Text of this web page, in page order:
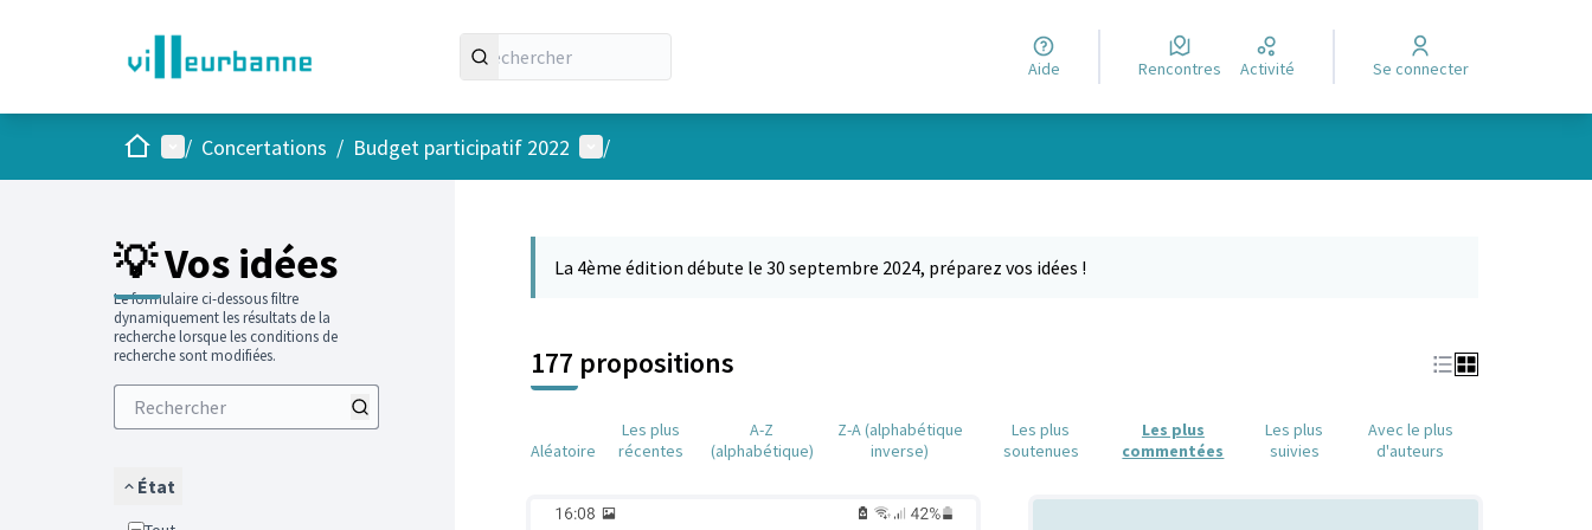
Aide Rencontres Activité Se connecter
AccueilMenu principal
/ Concertations / Budget participatif 2022 Menu utilisateur
/
💡 Vos idées
Le formulaire ci-dessous filtre
dynamiquement les résultats de la
recherche lorsque les conditions de
recherche sont modifiées.
État
La 4ème édition débute le 30 septembre 2024, préparez vos idées !
177 propositions
Aléatoire
Les plus
récentes
A-Z
(alphabétique)
Z-A (alphabétique
inverse)
Les plus
soutenues
Les plus
commentées
Les plus
suivies
Avec le plus
d'auteurs